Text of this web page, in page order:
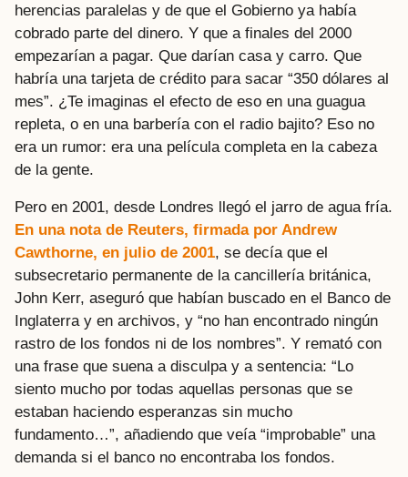
herencias paralelas y de que el Gobierno ya había
cobrado parte del dinero. Y que a finales del 2000
empezarían a pagar. Que darían casa y carro. Que
habría una tarjeta de crédito para sacar “350 dólares al
mes”. ¿Te imaginas el efecto de eso en una guagua
repleta, o en una barbería con el radio bajito? Eso no
era un rumor: era una película completa en la cabeza
de la gente.
Pero en 2001, desde Londres llegó el jarro de agua fría.
En una nota de Reuters, firmada por Andrew
Cawthorne, en julio de 2001, se decía que el
subsecretario permanente de la cancillería británica,
John Kerr, aseguró que habían buscado en el Banco de
Inglaterra y en archivos, y “no han encontrado ningún
rastro de los fondos ni de los nombres”. Y remató con
una frase que suena a disculpa y a sentencia: “Lo
siento mucho por todas aquellas personas que se
estaban haciendo esperanzas sin mucho
fundamento…”, añadiendo que veía “improbable” una
demanda si el banco no encontraba los fondos.